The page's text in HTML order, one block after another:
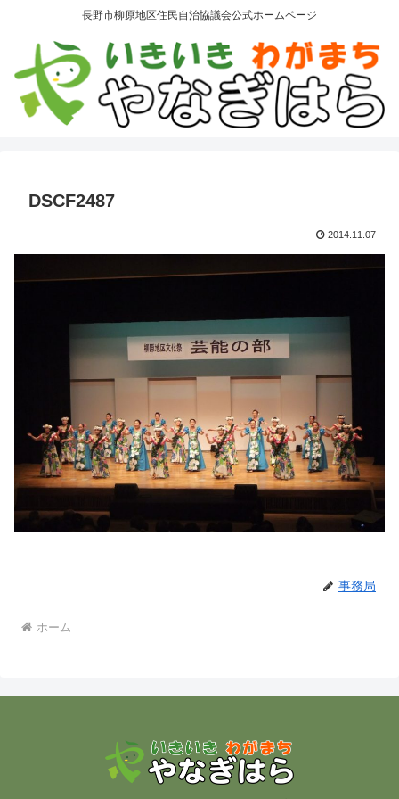
長野市柳原地区住民自治協議会公式ホームページ
DSCF2487
2014.11.07
事務局
ホーム